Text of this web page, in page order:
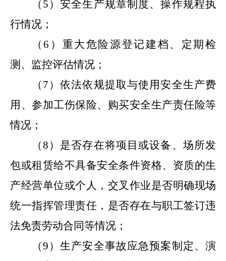
（ 5 ）安全生产规章制度、操作规程执
行情况；
（ 6 ） 重大危险源登记建档、定期检
测、监控评估情况；
（ 7 ）依法依规提取与使用安全生产费
用、参加工伤保险、购买安全生产责任险等
情况；
（8 ） 是否存在将项目或设备、场所发
包或租赁给不具备安全条件资格、资质的生
产经营单位或个人，交叉作业是否明确现场
统一指挥管理责任，是否存在与职工签订违
法免责劳动合同等情况；
（9 ）生产安全事故应急预案制定、演